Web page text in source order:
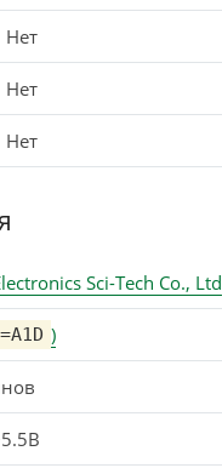
Нет
Нет
Нет
Sci-Tech Co., Ltd
)